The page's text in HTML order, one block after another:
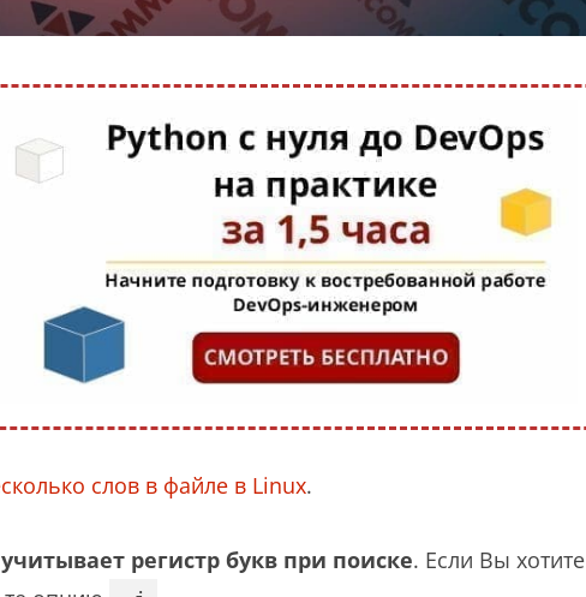
слов в файле в Linux.
учитывает регистр букв при поиске. Если Вы хотите